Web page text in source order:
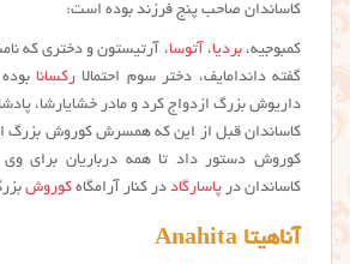
کاساندان صاحب پنج فرزند بوده است:
کمبوجیه،بردیا، آتوسا، آرتیستون و دختری که
گفته داندامایف، دختر سوم احتمالا رکسانا
داریوش بزرگ ازدواج کرد و مادر خشایارشا،
کاساندان قبل از این که همسرش کوروش بزرگ
کوروش دستور داد تا همه درباریان برای وی
کاساندان در پاسارگاد در کنار آرامگاه کوروش
آناهیتا Anahita